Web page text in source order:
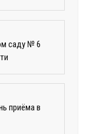
саду № 6
приёма в